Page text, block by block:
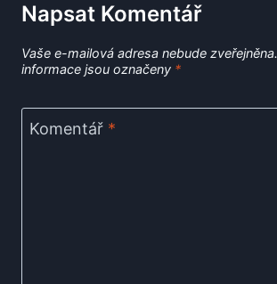
Napsat Komentář
Vaše e-mailová adresa nebude zveřejněna.
informace jsou označeny *
Komentář *